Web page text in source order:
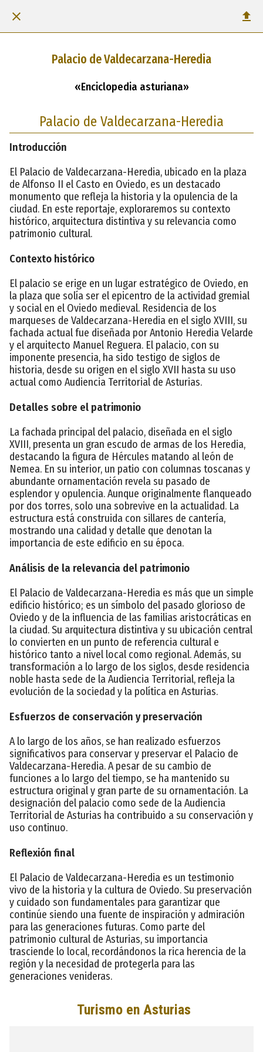
Palacio de Valdecarzana-Heredia
«Enciclopedia asturiana»
Palacio de Valdecarzana-Heredia
Introducción
El Palacio de Valdecarzana-Heredia, ubicado en la plaza
de Alfonso II el Casto en Oviedo, es un destacado
monumento que refleja la historia y la opulencia de la
ciudad. En este reportaje, exploraremos su contexto
histórico, arquitectura distintiva y su relevancia como
patrimonio cultural.
Contexto histórico
El palacio se erige en un lugar estratégico de Oviedo, en
la plaza que solía ser el epicentro de la actividad gremial
y social en el Oviedo medieval. Residencia de los
marqueses de Valdecarzana-Heredia en el siglo XVIII, su
fachada actual fue diseñada por Antonio Heredia Velarde
y el arquitecto Manuel Reguera. El palacio, con su
imponente presencia, ha sido testigo de siglos de
historia, desde su origen en el siglo XVII hasta su uso
actual como Audiencia Territorial de Asturias.
Detalles sobre el patrimonio
La fachada principal del palacio, diseñada en el siglo
XVIII, presenta un gran escudo de armas de los Heredia,
destacando la figura de Hércules matando al león de
Nemea. En su interior, un patio con columnas toscanas y
abundante ornamentación revela su pasado de
esplendor y opulencia. Aunque originalmente flanqueado
por dos torres, solo una sobrevive en la actualidad. La
estructura está construida con sillares de cantería,
mostrando una calidad y detalle que denotan la
importancia de este edificio en su época.
Análisis de la relevancia del patrimonio
El Palacio de Valdecarzana-Heredia es más que un simple
edificio histórico; es un símbolo del pasado glorioso de
Oviedo y de la influencia de las familias aristocráticas en
la ciudad. Su arquitectura distintiva y su ubicación central
lo convierten en un punto de referencia cultural e
histórico tanto a nivel local como regional. Además, su
transformación a lo largo de los siglos, desde residencia
noble hasta sede de la Audiencia Territorial, refleja la
evolución de la sociedad y la política en Asturias.
Esfuerzos de conservación y preservación
A lo largo de los años, se han realizado esfuerzos
significativos para conservar y preservar el Palacio de
Valdecarzana-Heredia. A pesar de su cambio de
funciones a lo largo del tiempo, se ha mantenido su
estructura original y gran parte de su ornamentación. La
designación del palacio como sede de la Audiencia
Territorial de Asturias ha contribuido a su conservación y
uso continuo.
Reflexión final
El Palacio de Valdecarzana-Heredia es un testimonio
vivo de la historia y la cultura de Oviedo. Su preservación
y cuidado son fundamentales para garantizar que
continúe siendo una fuente de inspiración y admiración
para las generaciones futuras. Como parte del
patrimonio cultural de Asturias, su importancia
trasciende lo local, recordándonos la rica herencia de la
región y la necesidad de protegerla para las
generaciones venideras.